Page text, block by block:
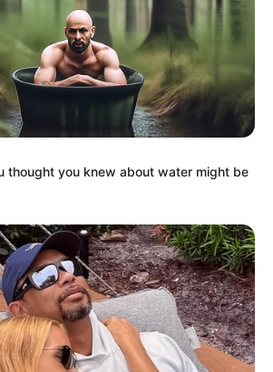
thought you knew about water might be